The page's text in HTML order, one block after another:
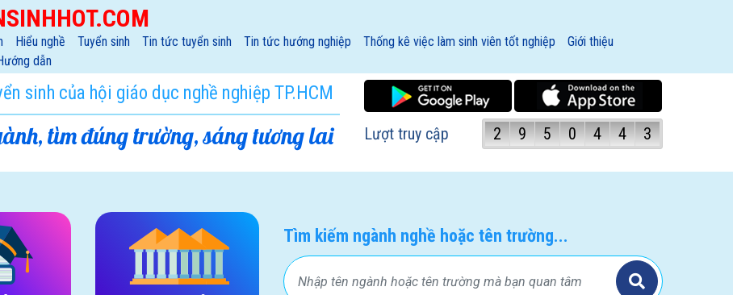
Hiểu nghề Tuyển sinh Tin tức tuyển sinh Tin tức hướng nghiệp Thống kê việc làm sinh viên tốt nghiệp
Giới thiệu
dẫn
sinh của hội giáo dục nghề nghiệp TP.HCM
tìm đúng trường, sáng tương lai Lượt truy cập 2 9 5 0 4 4 3
Tìm kiếm ngành nghề hoặc tên trường...